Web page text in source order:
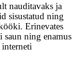
nauditavaks ja
sisustatud ning
Erinevates
ning enamus